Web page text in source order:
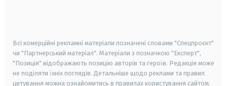
Всі комерційні рекламні матеріали позначені словами "Спецпроєкт"
чи "Партнерський матеріал". Матеріали з позначкою "Експерт",
"Позиція" відображають позицію авторів та героїв. Редакція може
не поділяти їхніх поглядів. Детальніше щодо реклами та правил
цитування можна ознайомитись в правилах користування сайтом.